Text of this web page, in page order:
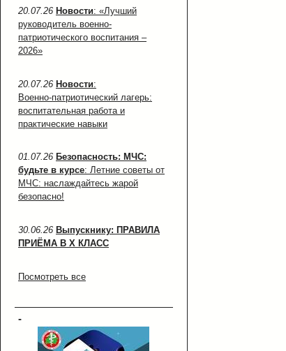
20.07.26 Новости: «Лучший
руководитель военно-
патриотического воспитания –
2026»
20.07.26 Новости:
Военно‑патриотический лагерь:
воспитательная работа и
практические навыки
01.07.26 Безопасность: МЧС:
будьте в курсе: Летние советы от
МЧС: наслаждайтесь жарой
безопасно!
30.06.26 Выпускнику: ПРАВИЛА
ПРИЁМА В X КЛАСС
Посмотреть все
-